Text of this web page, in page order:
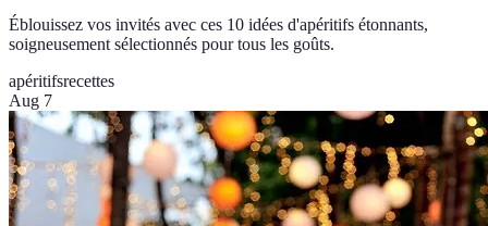
Éblouissez vos invités avec ces 10 idées d'apéritifs étonnants,
soigneusement sélectionnés pour tous les goûts.
apéritifsrecettes
Aug 7